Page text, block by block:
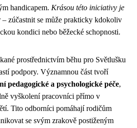
handicapem. Krásou této iniciativy je
– zúčastnit se může prakticky kdokoliv
kondici nebo běžecké schopnosti.
prostřednictvím běhu pro Světlušku
podpory. Významnou část tvoří
pedagogické a psychologické péče,
vyškolení pracovníci přímo v
Tito odborníci pomáhají rodičům
se svým zrakově postiženým